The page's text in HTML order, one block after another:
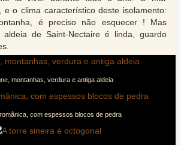
e o clima característico deste isolamento:
é preciso não esquecer ! Mas
de Saint-Nectaire é linda, guardo
montanhas, verdura e antiga aldeia
com espessos blocos de pedra